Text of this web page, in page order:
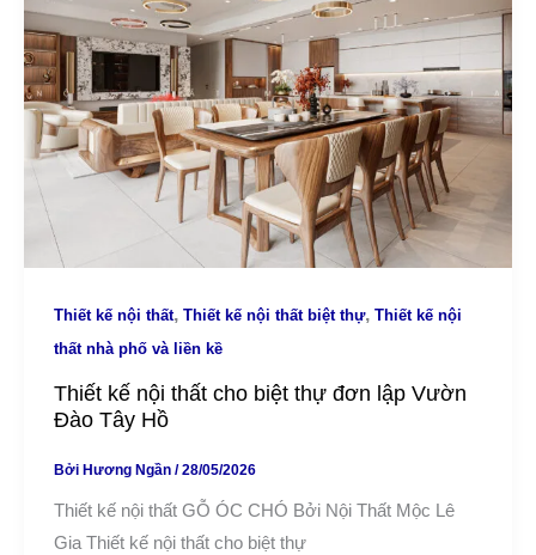
Thiết kế nội thất, Thiết kế nội thất biệt thự, Thiết kế nội
thất nhà phố và liền kề
Thiết kế nội thất cho biệt thự đơn lập Vườn
Đào Tây Hồ
Bởi Hương Ngần /28/05/2026
Thiết kế nội thất GỖ ÓC CHÓ Bởi Nội Thất Mộc Lê
Gia Thiết kế nội thất cho biệt thự